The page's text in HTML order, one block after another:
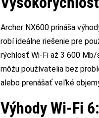
Archer NX600 prináša
robí ideálne riešenie pre
rýchlosť Wi-Fi až 3 600 Mb/
môžu používatelia bez
alebo prenášať veľké
Výhody Wi-Fi